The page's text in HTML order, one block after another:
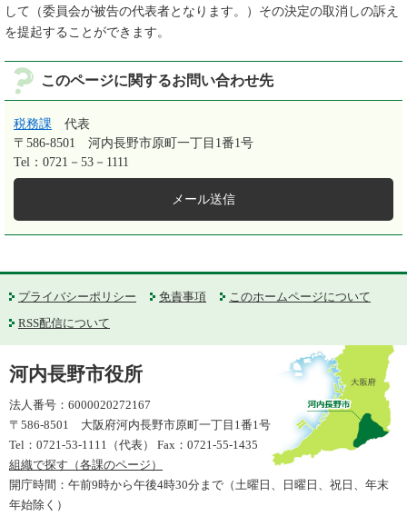
して（委員会が被告の代表者となります。）その決定の取消しの訴え
を提起することができます。
このページに関するお問い合わせ先
税務課
代表
〒586-8501
河内長野市原町一丁目1番1号
Tel：0721－53－1111
メール送信
プライバシーポリシー 免責事項
このホームページについて
RSS配信について
河内長野市役所
法人番号：6000020272167
〒586-8501 大阪府河内長野市原町一丁目1番1号
Tel：0721-53-1111（代表） Fax：0721-55-1435
組織で探す（各課のページ）
開庁時間：午前9時から午後4時30分まで（土曜日、日曜日、祝日、年末
年始除く）